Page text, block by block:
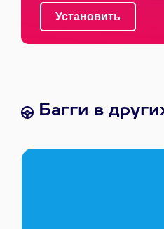
Багги в